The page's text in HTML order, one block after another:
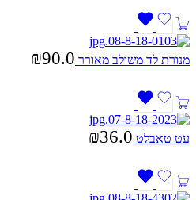
מנורת לד משולב מאורר ₪90.0
עט טאבלט ₪36.0